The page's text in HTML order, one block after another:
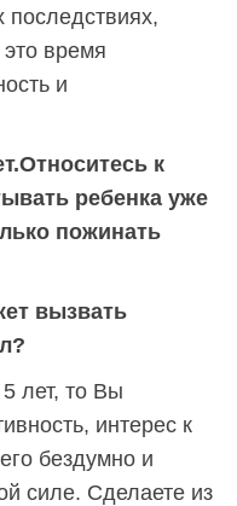
последствиях,
время
и
к
ребенка уже
пожинать
вызвать
лет, то Вы
интерес к
бездумно и
силе. Сделаете из